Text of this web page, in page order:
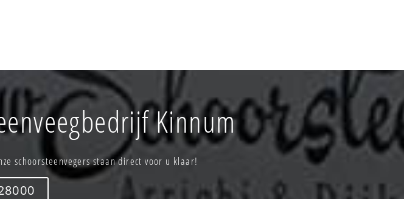
Kinnum
schoorsteenvegers staan direct voor u klaar!